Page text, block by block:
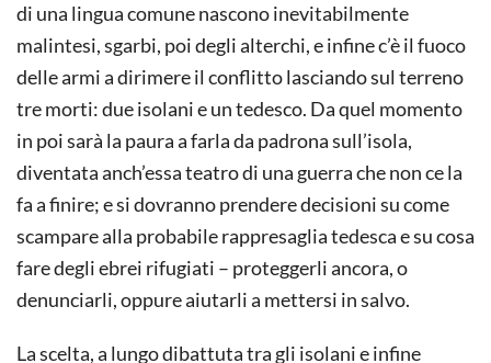
di una lingua comune nascono inevitabilmente
malintesi, sgarbi, poi degli alterchi, e infine c’è il fuoco
delle armi a dirimere il conflitto lasciando sul terreno
tre morti: due isolani e un tedesco. Da quel momento
in poi sarà la paura a farla da padrona sull’isola,
diventata anch’essa teatro di una guerra che non ce la
fa a finire; e si dovranno prendere decisioni su come
scampare alla probabile rappresaglia tedesca e su cosa
fare degli ebrei rifugiati – proteggerli ancora, o
denunciarli, oppure aiutarli a mettersi in salvo.
La scelta, a lungo dibattuta tra gli isolani e infine